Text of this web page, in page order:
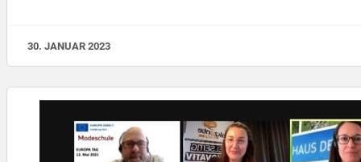
30. JANUAR 2023